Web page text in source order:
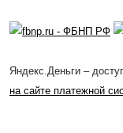
Яндекс.Деньги –
на сайте платежной